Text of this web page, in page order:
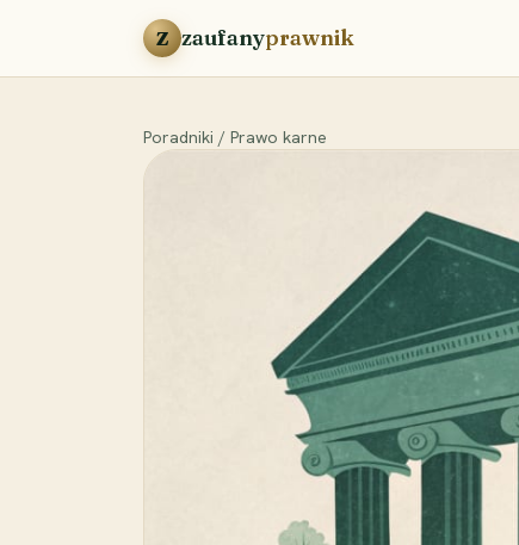
Przejdź do treści
Z zaufanyprawnik
Poradniki / Prawo karne